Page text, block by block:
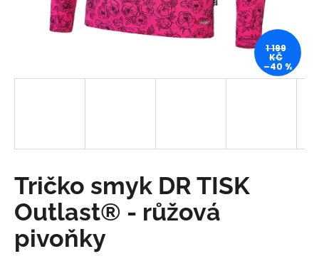
Tričko smyk DR TISK
Outlast® - růžová
pivoňky
1 199
KČ
–40 %
t
o